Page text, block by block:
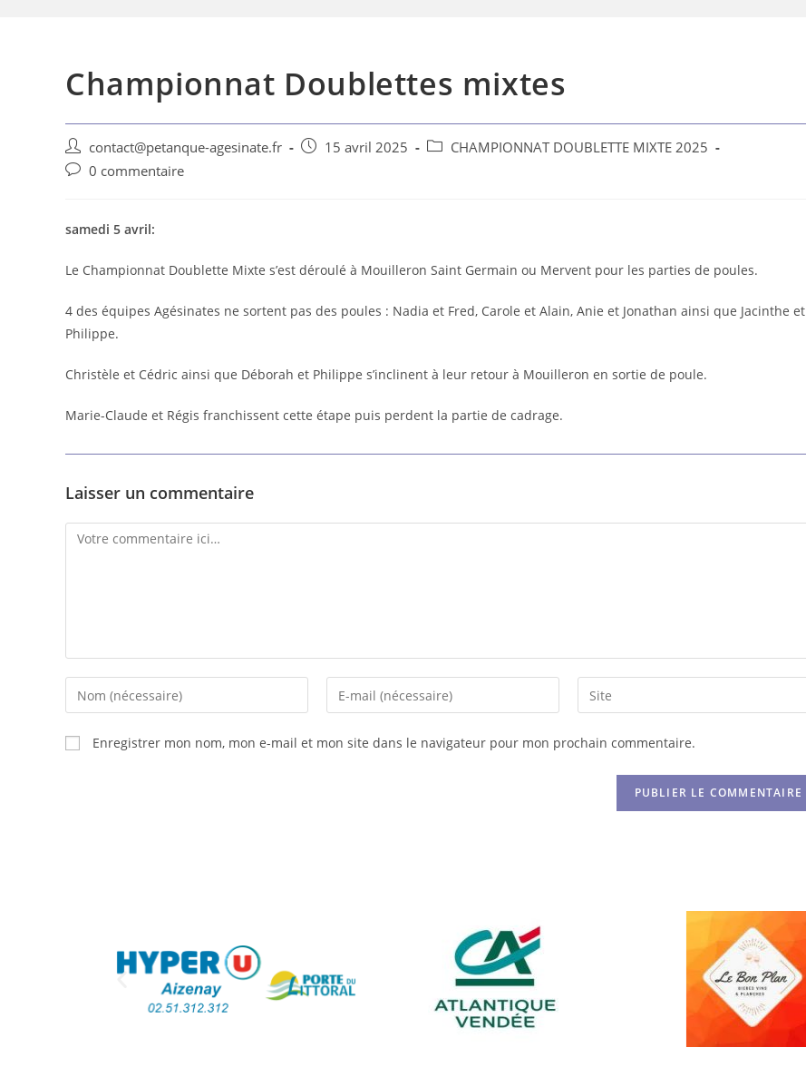
Championnat Doublettes mixtes
contact@petanque-agesinate.fr 15 avril 2025
CHAMPIONNAT DOUBLETTE MIXTE 2025
0 commentaire
samedi 5 avril:
Le Championnat Doublette Mixte s’est déroulé à Mouilleron Saint Germain ou Mervent pour les parties de poules.
4 des équipes Agésinates ne sortent pas des poules : Nadia et Fred, Carole et Alain, Anie et Jonathan ainsi que Jacinthe et
Philippe.
Christèle et Cédric ainsi que Déborah et Philippe s’inclinent à leur retour à Mouilleron en sortie de poule.
Marie-Claude et Régis franchissent cette étape puis perdent la partie de cadrage.
Laisser un commentaire
Enregistrer mon nom, mon e-mail et mon site dans le navigateur pour mon prochain commentaire.